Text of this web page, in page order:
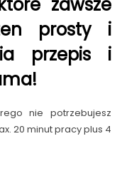
zawsze
prosty i
przepis i
nie potrzebujesz
20 minut pracy plus 4